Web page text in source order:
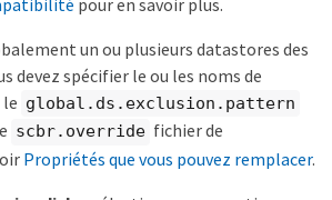
un ou plusieurs datastores des
devez spécifier le ou les noms de
global.ds.exclusion.pattern
scbr.override fichier de
Propriétés que vous pouvez remplacer.